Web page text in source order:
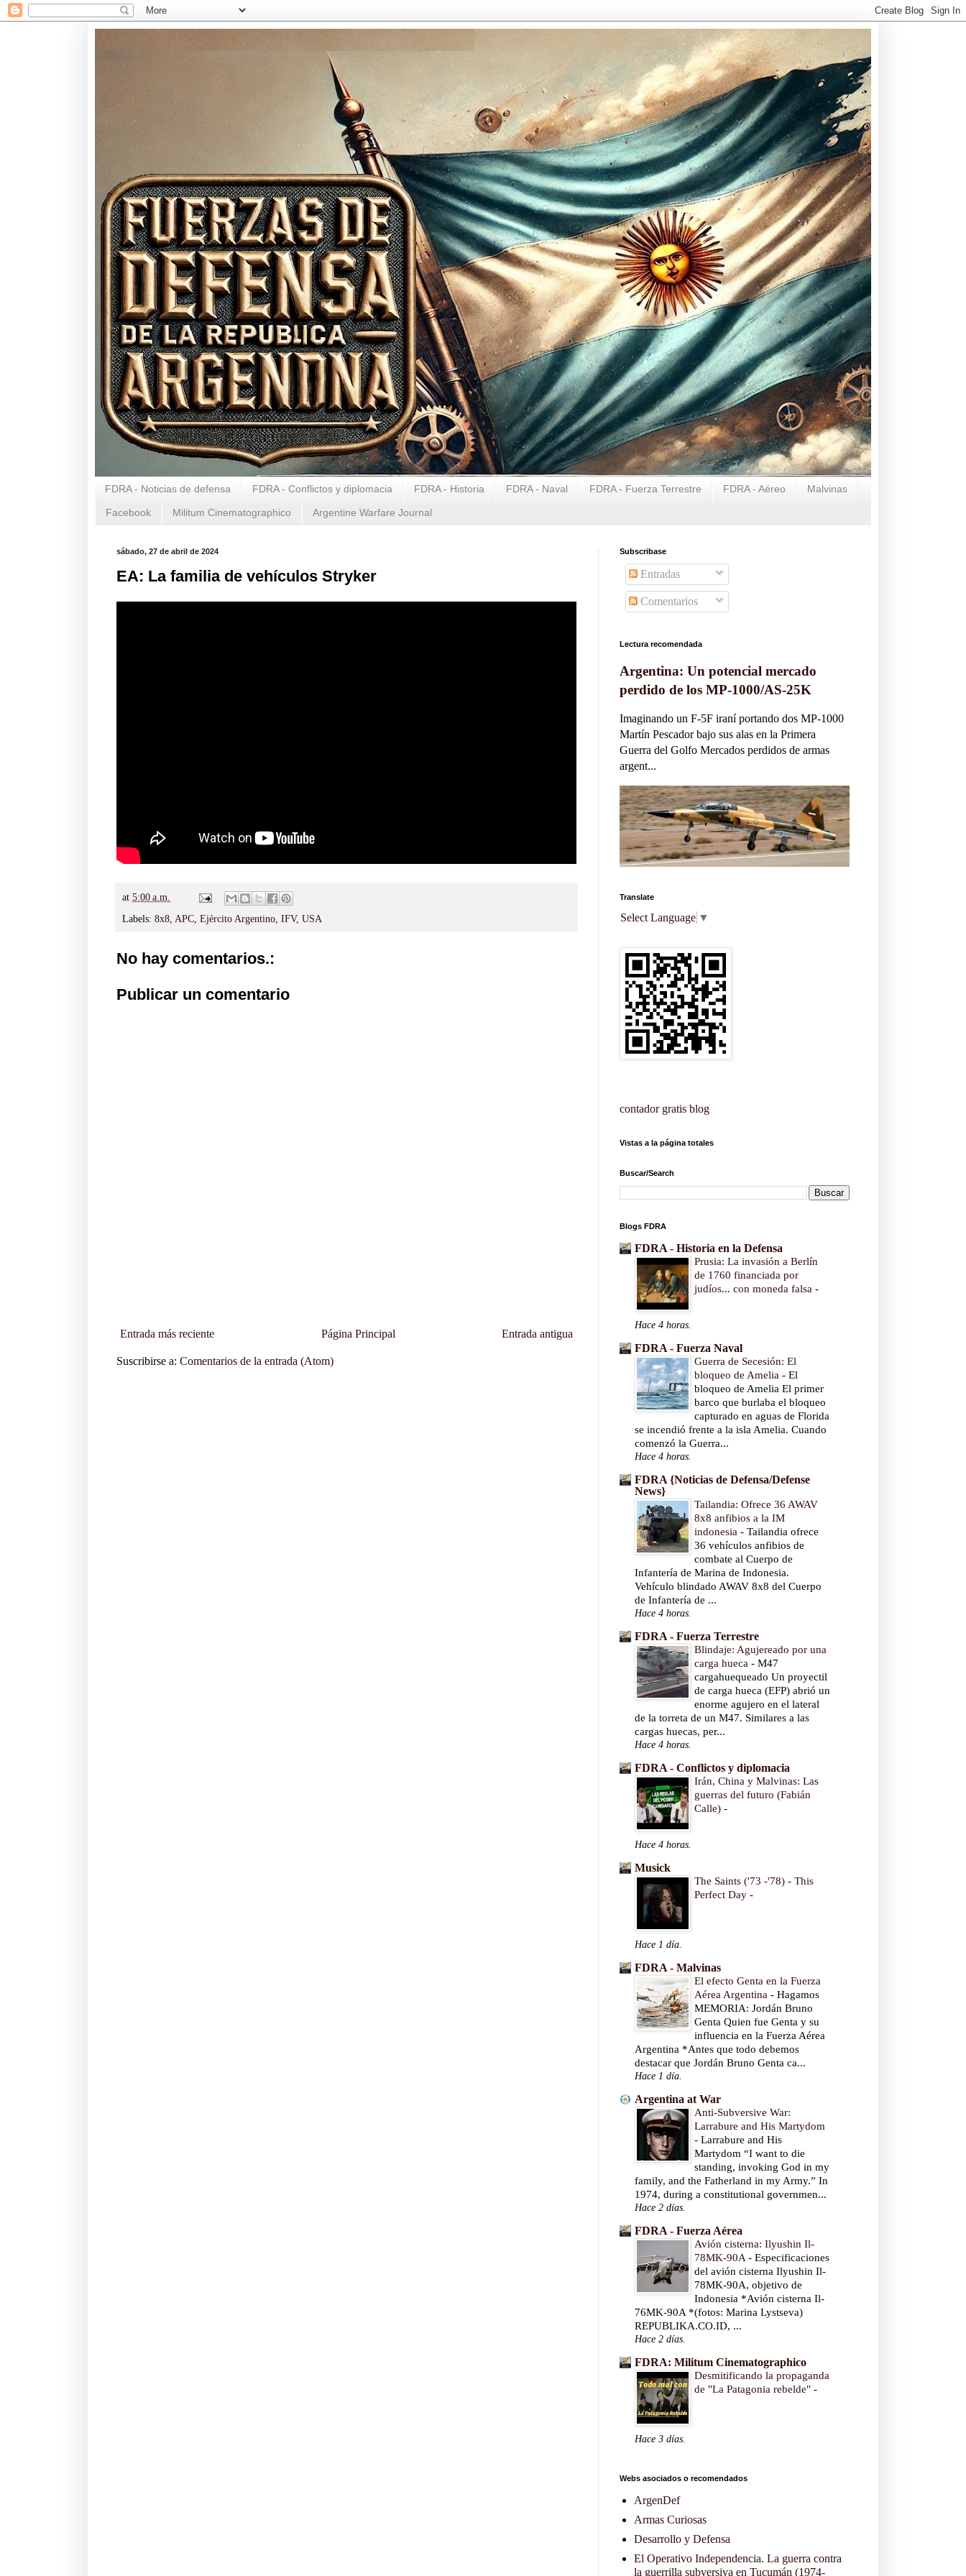
FDRA - Noticias de defensa FDRA - Conflictos y diplomacia FDRA - Historia FDRA - Naval FDRA - Fuerza Terrestre FDRA - Aéreo Malvinas
Facebook Militum Cinematographico Argentine Warfare Journal
sábado, 27 de abril de 2024
EA: La familia de vehículos Stryker
at 5:00 a.m.
Labels: 8x8 APC Ejército Argentino IFV, USA
No hay comentarios.:
Publicar un comentario
Entrada más reciente Entrada antigua
Página Principal
Suscribirse a: Comentarios de la entrada (Atom)
Subscribase
Entradas
Comentarios
Lectura recomendada
Argentina: Un potencial mercado
perdido de los MP-1000/AS-25K
Imaginando un F-5F iraní portando dos MP-1000
Martín Pescador bajo sus alas en la Primera
Guerra del Golfo Mercados perdidos de armas
argent...
Translate
Select Language ▼
contador gratis blog
Vistas a la página totales
Buscar/Search
Blogs FDRA
FDRA - Historia en la Defensa
Prusia: La invasión a Berlín
de 1760 financiada por
judíos... con moneda falsa -
Hace 4 horas.
FDRA - Fuerza Naval
Guerra de Secesión: El
bloqueo de Amelia - El
bloqueo de Amelia El primer
barco que burlaba el bloqueo
capturado en aguas de Florida
se incendió frente a la isla Amelia. Cuando
comenzó la Guerra...
Hace 4 horas.
FDRA {Noticias de Defensa/Defense
News}
Tailandia: Ofrece 36 AWAV
8x8 anfibios a la IM
indonesia - Tailandia ofrece
36 vehículos anfibios de
combate al Cuerpo de
Infantería de Marina de Indonesia.
Vehículo blindado AWAV 8x8 del Cuerpo
de Infantería de ...
Hace 4 horas.
FDRA - Fuerza Terrestre
Blindaje: Agujereado por una
carga hueca - M47
cargahuequeado Un proyectil
de carga hueca (EFP) abrió un
enorme agujero en el lateral
de la torreta de un M47. Similares a las
cargas huecas, per...
Hace 4 horas.
FDRA - Conflictos y diplomacia
Irán, China y Malvinas: Las
guerras del futuro (Fabián
Calle) -
Hace 4 horas.
Musick
The Saints ('73 -'78) - This
Perfect Day -
Hace 1 día.
FDRA - Malvinas
El efecto Genta en la Fuerza
Aérea Argentina - Hagamos
MEMORIA: Jordán Bruno
Genta Quien fue Genta y su
influencia en la Fuerza Aérea
Argentina *Antes que todo debemos
destacar que Jordán Bruno Genta ca...
Hace 1 día.
Argentina at War
Anti-Subversive War:
Larrabure and His Martydom
- Larrabure and His
Martydom “I want to die
standing, invoking God in my
family, and the Fatherland in my Army.” In
1974, during a constitutional governmen...
Hace 2 días.
FDRA - Fuerza Aérea
Avión cisterna: Ilyushin Il-
78MK-90A - Especificaciones
del avión cisterna Ilyushin Il-
78MK-90A, objetivo de
Indonesia *Avión cisterna Il-
76MK-90A *(fotos: Marina Lystseva)
REPUBLIKA.CO.ID, ...
Hace 2 días.
FDRA: Militum Cinematographico
Desmitificando la propaganda
de "La Patagonia rebelde" -
Hace 3 días.
Webs asociados o recomendados
ArgenDef
Armas Curiosas
Desarrollo y Defensa
El Operativo Independencia. La guerra contra
la guerrilla subversiva en Tucumán (1974-